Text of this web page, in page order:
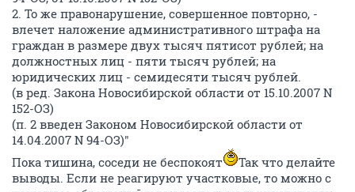
2. То же правонарушение, совершенное повторно, -
влечет наложение административного штрафа на
граждан в размере двух тысяч пятисот рублей; на
должностных лиц - пяти тысяч рублей; на
юридических лиц - семидесяти тысяч рублей.
(в ред. Закона Новосибирской области от 15.10.2007 N
152-ОЗ)
(п. 2 введен Законом Новосибирской области от
14.04.2007 N 94-ОЗ)"
Пока тишина, соседи не беспокоят
Так что делайте
выводы. Если не реагируют участковые, то можно с